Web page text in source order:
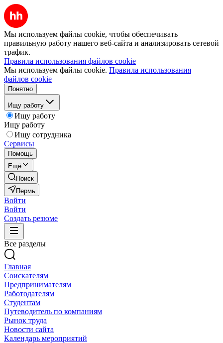
Мы используем файлы cookie, чтобы обеспечивать
правильную работу нашего веб-сайта и анализировать сетевой
трафик.
Правила использования файлов cookie
Мы используем файлы cookie. Правила использования
файлов cookie
Понятно
Ищу работу
Ищу работу
Ищу работу
Ищу сотрудника
Сервисы
Помощь
Ещё
Поиск
Пермь
Войти
Войти
Создать резюме
Все разделы
Главная
Соискателям
Предпринимателям
Работодателям
Студентам
Путеводитель по компаниям
Рынок труда
Новости сайта
Календарь мероприятий